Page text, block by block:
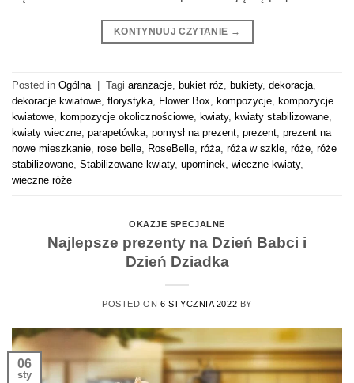
KONTYNUUJ CZYTANIE →
Posted in Ogólna Tagi aranżacje, bukiet róż, bukiety, dekoracja,
dekoracje kwiatowe, florystyka, Flower Box, kompozycje, kompozycje
kwiatowe, kompozycje okolicznościowe, kwiaty, kwiaty stabilizowane,
kwiaty wieczne, parapetówka, pomysł na prezent, prezent, prezent na
nowe mieszkanie, rose belle, RoseBelle, róża, róża w szkle, róże, róże
stabilizowane, Stabilizowane kwiaty, upominek, wieczne kwiaty,
wieczne róże
OKAZJE SPECJALNE
Najlepsze prezenty na Dzień Babci i
Dzień Dziadka
POSTED ON 6 STYCZNIA 2022 BY
06
sty